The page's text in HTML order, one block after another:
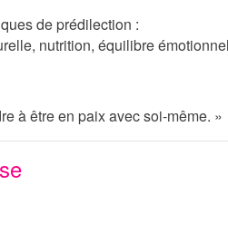
de prédilection :
nutrition, équilibre
à être en paix avec soi-même. »